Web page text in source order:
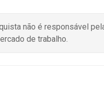
não é responsável
de trabalho.